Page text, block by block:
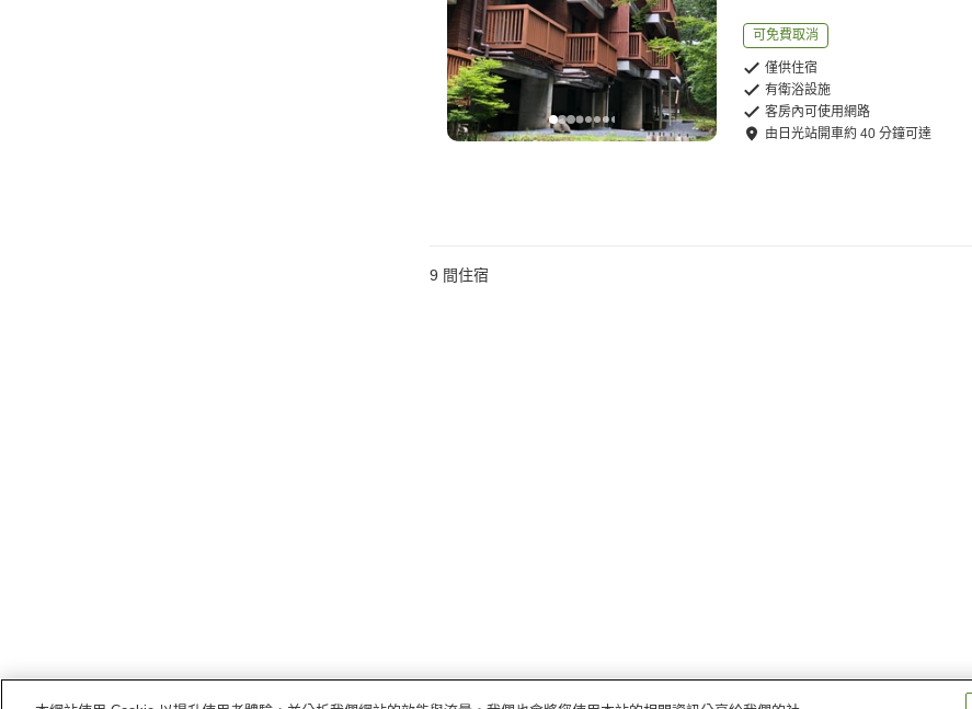
可免費取消
僅供住宿
有衛浴設施
客房內可使用網路
由 日光站開車約40 分鐘可達
9 間住宿